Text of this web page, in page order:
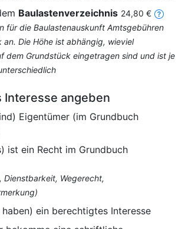
Baulastenverzeichnis 24,80 €
für die Baulastenauskunft Amtsgebühren
an. Die Höhe ist abhängig, wieviel
dem Grundstück eingetragen sind und ist je
Interesse angeben
Eigentümer (im Grundbuch
ist ein Recht im Grundbuch
Dienstbarkeit, Wegerecht,
ein berechtigtes Interesse